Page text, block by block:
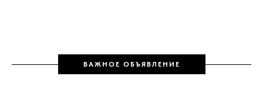
ВАЖНОЕ ОБЪЯВЛЕНИЕ